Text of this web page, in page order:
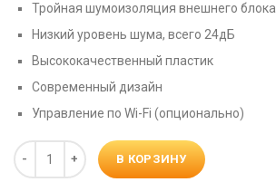
Тройная шумоизоляция внешнего блока
Низкий уровень шума, всего 24дБ
Высококачественный пластик
Современный дизайн
Управление по Wi-Fi (опционально)
Количество
В КОРЗИНУ